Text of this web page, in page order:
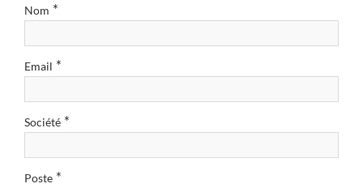
Nom *
Email *
Société *
Poste *